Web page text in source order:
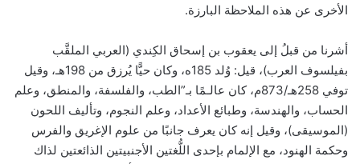
الأخرى عن هذه الملاحظة البارزة.
أشرنا من قبلُ إلى يعقوب بن إسحاق الكِندي (العربي الملقَّب
بفيلسوف العرب)، قيل: وُلد 185ه، وكان حيًّا يُرزق من 198هـ، وقيل
توفي 258هـ/873م، كان عالـمًا بـ”الطب، والفلسفة، والمنطق، وعلم
الحساب، والهندسة، وطبائع الأعداد، وعلم النجوم، وتأليف اللحون
(الموسيقى)، وقيل إنه كان يعرف جانبًا من علوم الإغريق والفرس
وحكمة الهنود، مع الإلمام بإحدى اللُّغتين الأجنبيتين الذائعتين لذاك